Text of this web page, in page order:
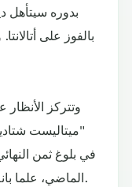
بدوره سيتأهل
بالفوز على
وتتركز
"ميتاليست
في بلوغ ثمن
الماضي، علما بانه تأهل اربع مرات في ثماني مشاركات.